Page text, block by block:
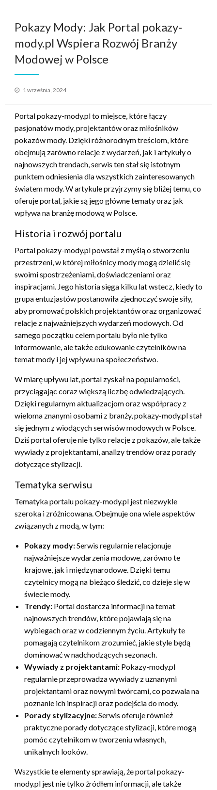
Pokazy Mody: Jak Portal pokazy-
mody.pl Wspiera Rozwój Branży
Modowej w Polsce
Opublikowane
1 września, 2024
Portal pokazy-mody.pl to miejsce, które łączy
pasjonatów mody, projektantów oraz miłośników
pokazów mody. Dzięki różnorodnym treściom, które
obejmują zarówno relacje z wydarzeń, jak i artykuły o
najnowszych trendach, serwis ten stał się istotnym
punktem odniesienia dla wszystkich zainteresowanych
światem mody. W artykule przyjrzymy się bliżej temu, co
oferuje portal, jakie są jego główne tematy oraz jak
wpływa na branżę modową w Polsce.
Historia i rozwój portalu
Portal pokazy-mody.pl powstał z myślą o stworzeniu
przestrzeni, w której miłośnicy mody mogą dzielić się
swoimi spostrzeżeniami, doświadczeniami oraz
inspiracjami. Jego historia sięga kilku lat wstecz, kiedy to
grupa entuzjastów postanowiła zjednoczyć swoje siły,
aby promować polskich projektantów oraz organizować
relacje z najważniejszych wydarzeń modowych. Od
samego początku celem portalu było nie tylko
informowanie, ale także edukowanie czytelników na
temat mody i jej wpływu na społeczeństwo.
W miarę upływu lat, portal zyskał na popularności,
przyciągając coraz większą liczbę odwiedzających.
Dzięki regularnym aktualizacjom oraz współpracy z
wieloma znanymi osobami z branży, pokazy-mody.pl stał
się jednym z wiodących serwisów modowych w Polsce.
Dziś portal oferuje nie tylko relacje z pokazów, ale także
wywiady z projektantami, analizy trendów oraz porady
dotyczące stylizacji.
Tematyka serwisu
Tematyka portalu pokazy-mody.pl jest niezwykle
szeroka i zróżnicowana. Obejmuje ona wiele aspektów
związanych z modą, w tym:
Pokazy mody:Serwis regularnie relacjonuje
najważniejsze wydarzenia modowe, zarówno te
krajowe, jak i międzynarodowe. Dzięki temu
czytelnicy mogą na bieżąco śledzić, co dzieje się w
świecie mody.
Trendy: Portal dostarcza informacji na temat
najnowszych trendów, które pojawiają się na
wybiegach oraz w codziennym życiu. Artykuły te
pomagają czytelnikom zrozumieć, jakie style będą
dominować w nadchodzących sezonach.
Wywiady z projektantami: Pokazy-mody.pl
regularnie przeprowadza wywiady z uznanymi
projektantami oraz nowymi twórcami, co pozwala na
poznanie ich inspiracji oraz podejścia do mody.
Porady stylizacyjne:Serwis oferuje również
praktyczne porady dotyczące stylizacji, które mogą
pomóc czytelnikom w tworzeniu własnych,
unikalnych looków.
Wszystkie te elementy sprawiają, że portal pokazy-
mody.pl jest nie tylko źródłem informacji, ale także